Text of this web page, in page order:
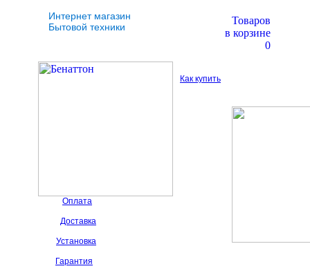
Интернет магазин
Бытовой техники
Товаров
в корзине
0
Как купить
Оплата
Доставка
Установка
Гарантия